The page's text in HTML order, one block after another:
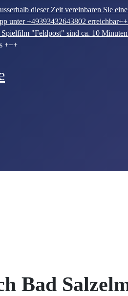
dieser Zeit vereinbaren Sie
unter +49393432643802
"Feldpost" sind ca. 10
+++
Bad